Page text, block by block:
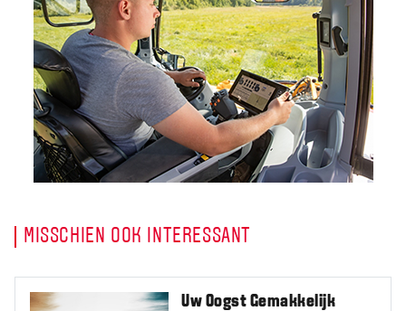
MISSCHIEN OOK INTERESSANT
Uw Oogst Gemakkelijk